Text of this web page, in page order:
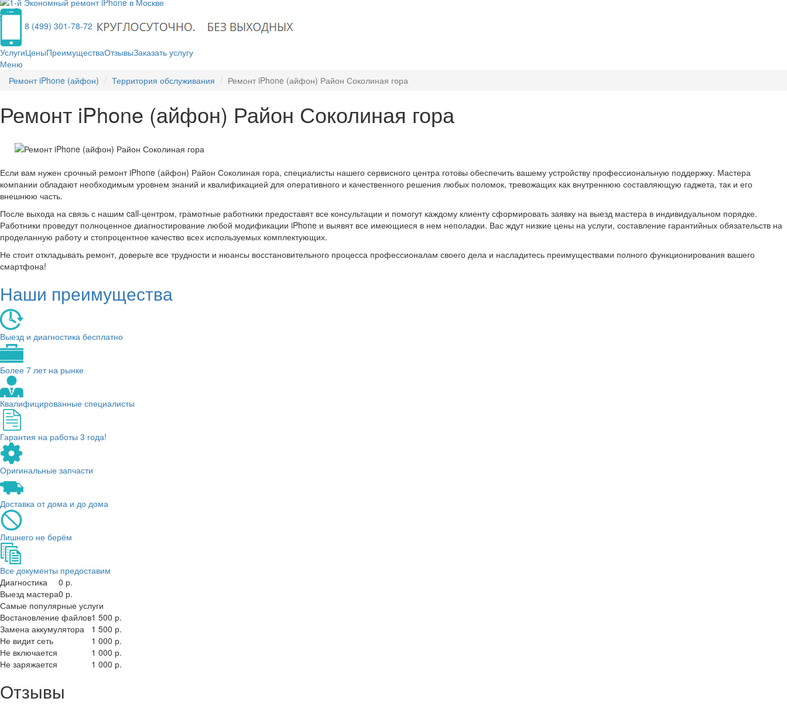
8 (499) 301-78-72
УслугиЦеныПреимуществаОтзывыЗаказать услугу
Меню
Ремонт iPhone (айфон)
Территория обслуживания Ремонт iPhone (айфон) Район Соколиная гора
Ремонт iPhone (айфон) Район Соколиная гора
Если вам нужен срочный ремонт iPhone (айфон) Район Соколиная гора, специалисты нашего сервисного центра готовы обеспечить вашему устройству профессиональную поддержку. Мастера
компании обладают необходимым уровнем знаний и квалификацией для оперативного и качественного решения любых поломок, тревожащих как внутреннюю составляющую гаджета, так и его
внешнюю часть.
После выхода на связь с нашим call-центром, грамотные работники предоставят все консультации и помогут каждому клиенту сформировать заявку на выезд мастера в индивидуальном порядке.
Работники проведут полноценное диагностирование любой модификации iPhone и выявят все имеющиеся в нем неполадки. Вас ждут низкие цены на услуги, составление гарантийных обязательств на
проделанную работу и стопроцентное качество всех используемых комплектующих.
Не стоит откладывать ремонт, доверьте все трудности и нюансы восстановительного процесса профессионалам своего дела и насладитесь преимуществами полного функционирования вашего
смартфона!
Наши преимущества
Выезд и диагностика бесплатно
Более 7 лет на рынке
Квалифицированные специалисты
Гарантия на работы 3 года!
Оригинальные запчасти
Доставка от дома и до дома
Лишнего не берём
Все документы предоставим
Диагностика
0 р.
Выезд мастера0 р.
Самые популярные услуги
Востановление файлов1 500 р.
Замена аккумулятора
1 500 р.
Не видит сеть
1 000 р.
Не включается
1 000 р.
Не заряжается
1 000 р.
Отзывы